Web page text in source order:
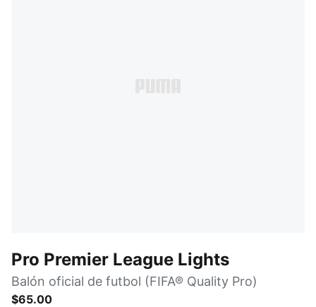
Pro Premier League Lights
Balón oficial de futbol (FIFA® Quality Pro)
$65.00